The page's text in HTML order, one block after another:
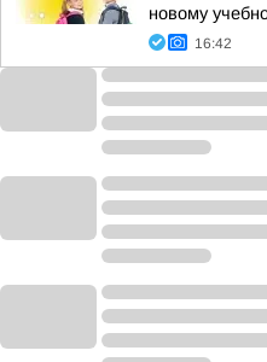
новому
16:42